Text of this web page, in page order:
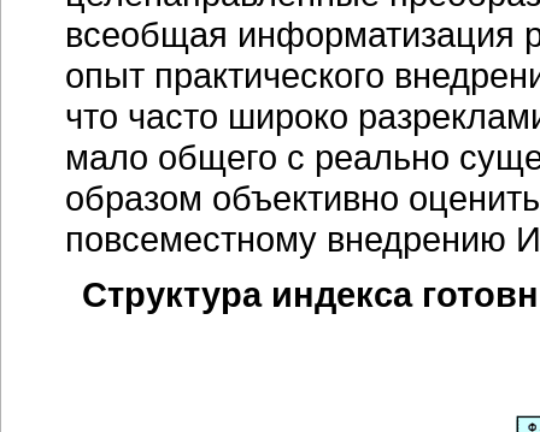
всеобщая информатизация
опыт практического
что часто широко
мало общего с реально
образом объективно
повсеместному внедрению
Структура индекса